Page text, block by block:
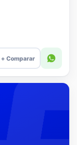
+ Comparar